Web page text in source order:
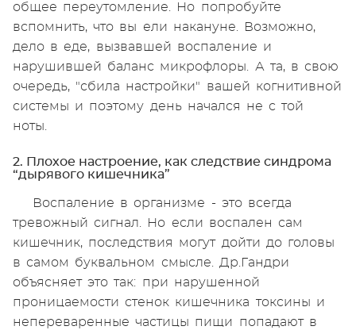
общее переутомление. Но попробуйте
вспомнить, что вы ели накануне. Возможно,
дело в еде, вызвавшей воспаление и
нарушившей баланс микрофлоры. А та, в свою
очередь, "сбила настройки" вашей когнитивной
системы и поэтому день начался не с той
ноты.
2. Плохое настроение, как следствие синдрома
“дырявого кишечника”
Воспаление в организме - это всегда
тревожный сигнал. Но если воспален сам
кишечник, последствия могут дойти до головы
в самом буквальном смысле. Др.Гандри
объясняет это так: при нарушенной
проницаемости стенок кишечника токсины и
непереваренные частицы пищи попадают в